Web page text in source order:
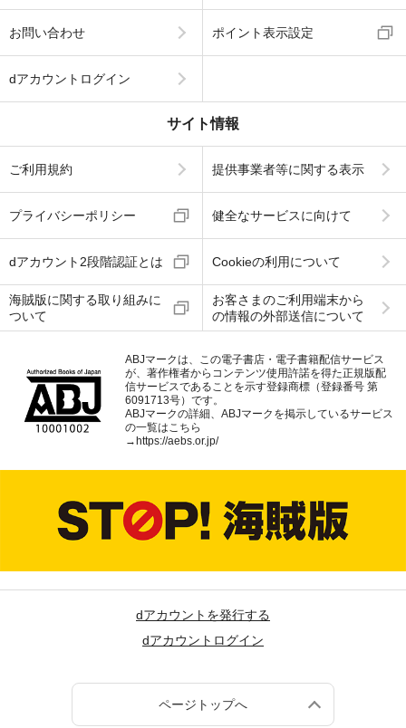
お問い合わせ ポイント表示設定
dアカウントログイン
サイト情報
ご利用規約 提供事業者等に関する表示
プライバシーポリシー 健全なサービスに向けて
dアカウント2段階認証とは Cookieの利用について
海賊版に関する取り組みに
ついて
お客さまのご利用端末から
の情報の外部送信について
ABJマークは、この電子書店・電子書籍配信サービス
が、著作権者からコンテンツ使用許諾を得た正規版配
信サービスであることを示す登録商標（登録番号 第
6091713号）です。
ABJマークの詳細、ABJマークを掲示しているサービス
の一覧はこちら
→ https://aebs.or.jp/
dアカウントを発行する
dアカウントログイン
ページトップへ